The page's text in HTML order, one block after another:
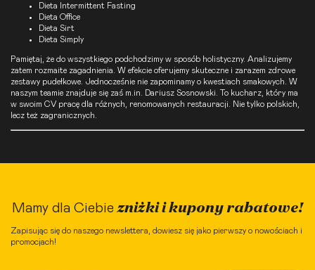
Dieta Intermittent Fasting
Dieta Office
Dieta Sirt
Dieta Simply
Pamiętaj, że do wszystkiego podchodzimy w sposób holistyczny. Analizujemy
zatem rozmaite zagadnienia. W efekcie oferujemy skuteczne i zarazem zdrowe
zestawy pudełkowe. Jednocześnie nie zapominamy o kwestiach smakowych. W
naszym teamie znajduje się zaś m.in. Dariusz Sosnowski. To kucharz, który ma
w swoim CV pracę dla różnych, renomowanych restauracji. Nie tylko polskich,
lecz też zagranicznych.
Mamy dla Ciebie zniżki i kupony rabatowe!
Zapisując się do naszego newslettera, dowiesz się jako pierwszy o nowościach i
promocjach!